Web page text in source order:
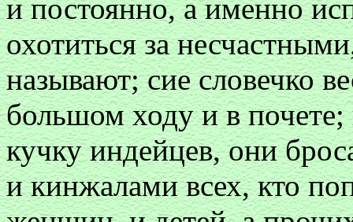
и постоянно, а именно
охотиться за
называют; сие словечко
большом ходу и в почете;
кучку индейцев, они
и кинжалами всех, кто